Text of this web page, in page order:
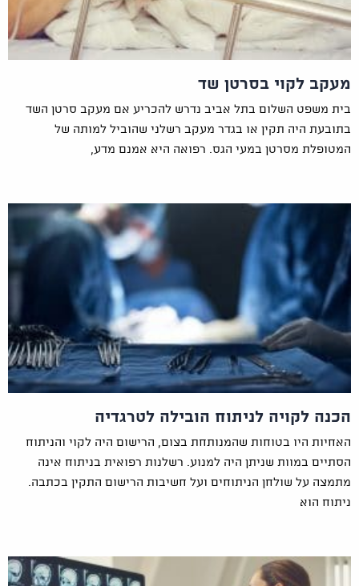
מעקב לקוי בסרטן שד
בית משפט השלום בתל אביב נדרש להכריע אם מעקב סרטן השד
בתובעת היה תקין או בגדר מעקב רשלני שהוביל למותה של
המטופלת מסרטן במעי הגס. רפואה היא אמנם מדע,
הכנה לקויה לניתוח הובילה לטרגדיה
האחיות היו בטוחות שהמנותחת בצום, הרישום היה לקוי והניתוח
הסתיים במוות שניתן היה למנוע. רשלנות רפואית בניתוח אינה
מתמצה על שולחן הניתוחים ועל חשיבות הרישום התקין בכתבה.
ניתוח הוא